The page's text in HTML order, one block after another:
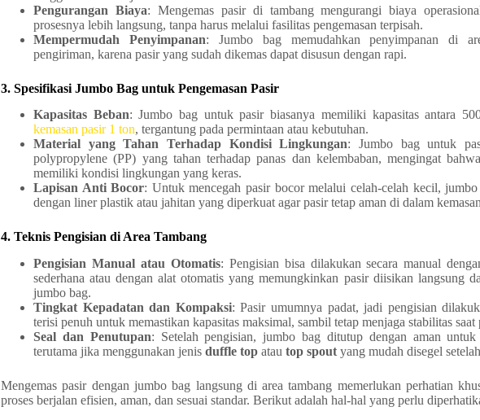
Pengurangan Biaya: Mengemas pasir di tambang mengurangi biaya
prosesnya lebih langsung, tanpa harus melalui fasilitas pengemasan terpisah.
Mempermudah Penyimpanan: Jumbo bag memudahkan penyimpanan di
pengiriman, karena pasir yang sudah dikemas dapat disusun dengan rapi.
3. Spesifikasi Jumbo Bag untuk Pengemasan Pasir
Kapasitas Beban: Jumbo bag untuk pasir biasanya memiliki kapasitas antara
kemasan pasir 1 ton, tergantung pada permintaan atau kebutuhan.
Material yang Tahan Terhadap Kondisi Lingkungan: Jumbo bag untuk
polypropylene (PP) yang tahan terhadap panas dan kelembaban, mengingat
memiliki kondisi lingkungan yang keras.
Lapisan Anti Bocor: Untuk mencegah pasir bocor melalui celah-celah kecil,
dengan liner plastik atau jahitan yang diperkuat agar pasir tetap aman di dalam
4. Teknis Pengisian di Area Tambang
Pengisian Manual atau Otomatis: Pengisian bisa dilakukan secara manual
sederhana atau dengan alat otomatis yang memungkinkan pasir diisikan langsung
jumbo bag.
Tingkat Kepadatan dan Kompaksi: Pasir umumnya padat, jadi pengisian
terisi penuh untuk memastikan kapasitas maksimal, sambil tetap menjaga stabilitas saat
Seal dan Penutupan: Setelah pengisian, jumbo bag ditutup dengan aman untuk
terutama jika menggunakan jenis duffle top atau top spout yang mudah disegel
Mengemas pasir dengan jumbo bag langsung di area tambang memerlukan perhatian
proses berjalan efisien, aman, dan sesuai standar. Berikut adalah hal-hal yang perlu